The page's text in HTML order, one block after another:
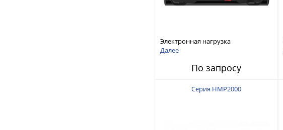
Электронная нагрузка
постоянного тока, одноканальная,
Далее
По запросу
Серия HMP2000